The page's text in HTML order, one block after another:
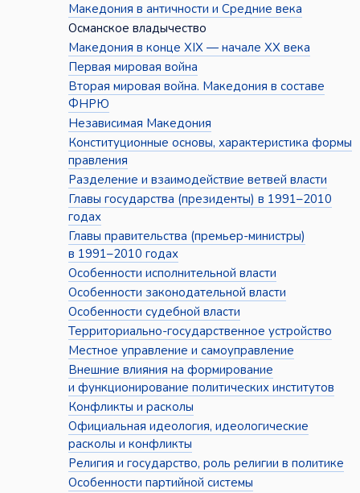
Македония в античности и Средние века
Османское владычество
Македония в конце XIX — начале XX века
Первая мировая война
Вторая мировая война. Македония в составе
ФНРЮ
Независимая Македония
Конституционные основы, характеристика формы
правления
Разделение и взаимодействие ветвей власти
Главы государства (президенты) в 1991–2010
годах
Главы правительства (премьер-министры)
в 1991–2010 годах
Особенности исполнительной власти
Особенности законодательной власти
Особенности судебной власти
Территориально-государственное устройство
Местное управление и самоуправление
Внешние влияния на формирование
и функционирование политических институтов
Конфликты и расколы
Официальная идеология, идеологические
расколы и конфликты
Религия и государство, роль религии в политике
Особенности партийной системы